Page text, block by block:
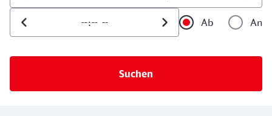
Uhrzeit der Hinfahrt
Ab
An